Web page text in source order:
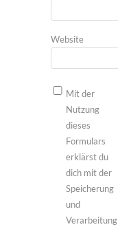
Website
Mit der
Nutzung
dieses
Formulars
erklärst du
dich mit der
Speicherung
und
Verarbeitung